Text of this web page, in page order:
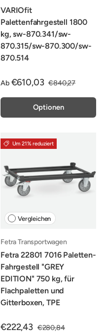
VARIOfit
Palettenfahrgestell 1800
kg, sw-870.341/sw-
870.315/sw-870.300/sw-
870.514
Ab €610,03 €840,27
Optionen
Um 21% reduziert
Vergleichen
Fetra Transportwagen
Fetra 22801 7016 Paletten-
Fahrgestell "GREY
EDITION" 750 kg, für
Flachpaletten und
Gitterboxen, TPE
€222,43 €280,84